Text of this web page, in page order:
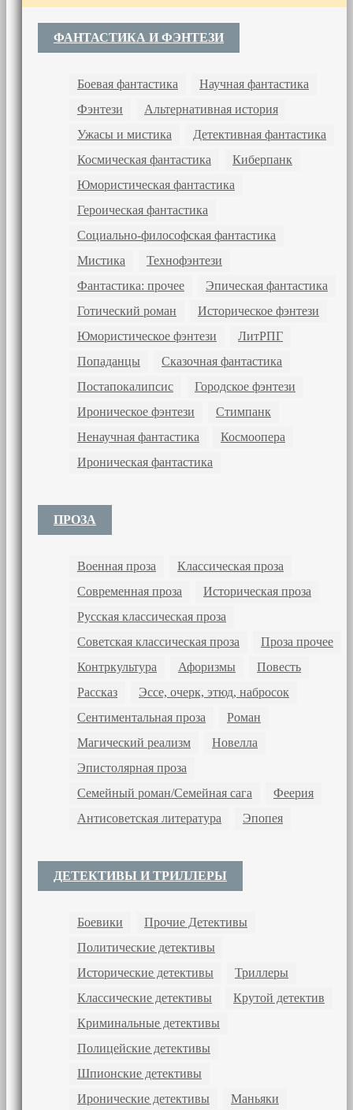
ФАНТАСТИКА И ФЭНТЕЗИ
Боевая фантастика
Научная фантастика
Фэнтези
Альтернативная история
Ужасы и мистика
Детективная фантастика
Космическая фантастика
Киберпанк
Юмористическая фантастика
Героическая фантастика
Социально-философская фантастика
Мистика
Технофэнтези
Фантастика: прочее
Эпическая фантастика
Готический роман
Историческое фэнтези
Юмористическое фэнтези
ЛитРПГ
Попаданцы
Сказочная фантастика
Постапокалипсис
Городское фэнтези
Ироническое фэнтези
Стимпанк
Ненаучная фантастика
Космоопера
Ироническая фантастика
ПРОЗА
Военная проза
Классическая проза
Современная проза
Историческая проза
Русская классическая проза
Советская классическая проза
Проза прочее
Контркультура
Афоризмы
Повесть
Рассказ
Эссе, очерк, этюд, набросок
Сентиментальная проза
Роман
Магический реализм
Новелла
Эпистолярная проза
Семейный роман/Семейная сага
Феерия
Антисоветская литература
Эпопея
ДЕТЕКТИВЫ И ТРИЛЛЕРЫ
Боевики
Прочие Детективы
Политические детективы
Исторические детективы
Триллеры
Классические детективы
Крутой детектив
Криминальные детективы
Полицейские детективы
Шпионские детективы
Иронические детективы
Маньяки